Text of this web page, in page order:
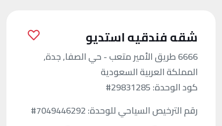
شقه فندقيه استديو
6666 طريق الأمير متعب - حي الصفا, جدة,
المملكة العربية السعودية
كود الوحدة:#29831285
رقم الترخيص السياحي للوحدة:#7049446292